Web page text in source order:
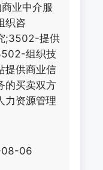
业中介服
织咨
;3502-提供
组织技
提供商业信
的买卖双方
力资源管理
06